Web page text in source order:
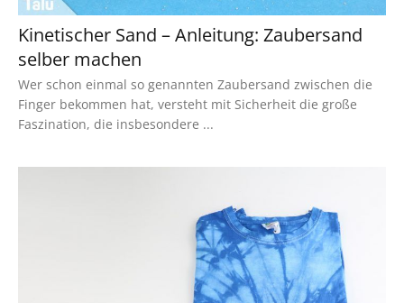
Kinetischer Sand – Anleitung: Zaubersand
selber machen
Wer schon einmal so genannten Zaubersand zwischen die
Finger bekommen hat, versteht mit Sicherheit die große
Faszination, die insbesondere ...